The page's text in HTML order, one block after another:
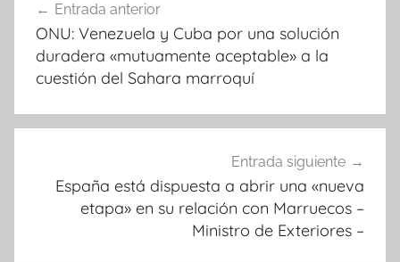
de
entradas
Entrada anterior
ONU: Venezuela y Cuba por una solución
duradera «mutuamente aceptable» a la
cuestión del Sahara marroquí
Entrada siguiente
España está dispuesta a abrir una «nueva
etapa» en su relación con Marruecos –
Ministro de Exteriores –